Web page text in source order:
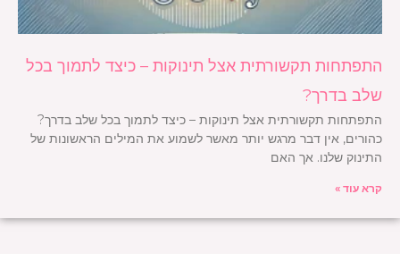
התפתחות תקשורתית אצל תינוקות – כיצד לתמוך בכל
שלב בדרך?
התפתחות תקשורתית אצל תינוקות – כיצד לתמוך בכל שלב בדרך?
כהורים, אין דבר מרגש יותר מאשר לשמוע את המילים הראשונות של
התינוק שלנו. אך האם
קרא עוד »